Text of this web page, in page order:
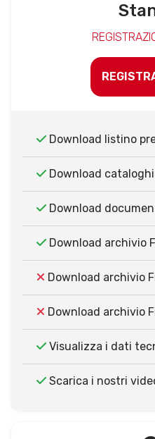
Download listino
Download
Download
Download archivio
Download archivio
Download archivio
Visualizza i dati
Scarica i nostri